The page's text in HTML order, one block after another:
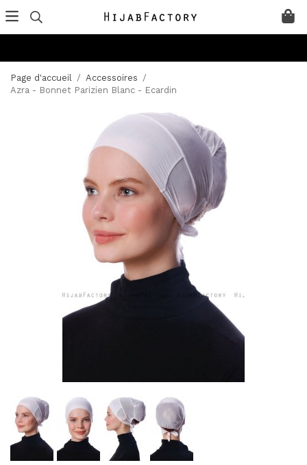
Page d'accueil / Accessoires /
Azra - Bonnet Parizien Blanc - Ecardin